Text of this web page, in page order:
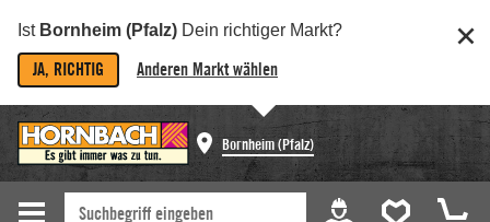
Ist Bornheim (Pfalz) Dein richtiger Markt?
JA, RICHTIG Anderen Markt wählen
Bornheim (Pfalz)